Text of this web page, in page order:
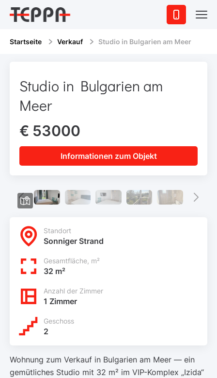
Startseite Verkauf Studio in Bulgarien am Meer
Studio in Bulgarien am
Meer
€ 53000
Informationen zum Objekt
Standort
Sonniger Strand
Gesamtfläche, m²
32 m²
Anzahl der Zimmer
1 Zimmer
Geschoss
2
Wohnung zum Verkauf in Bulgarien am Meer — ein
gemütliches Studio mit 32 m² im VIP-Komplex „Izida“